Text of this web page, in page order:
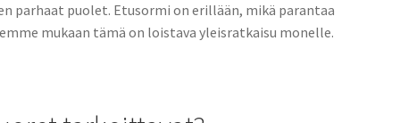
parhaat puolet. Etusormi on erillään, mikä parantaa
mukaan tämä on loistava yleisratkaisu monelle.